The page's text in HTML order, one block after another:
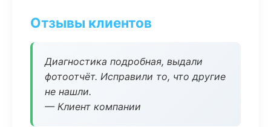
Отзывы клиентов
Диагностика подробная, выдали
фотоотчёт. Исправили то, что другие
не нашли.
— Клиент компании